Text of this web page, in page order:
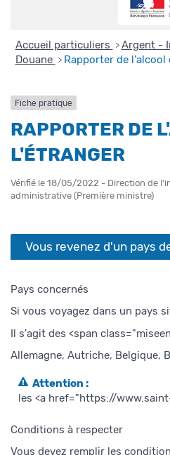
Accueil particuliers > Argent -
Douane > Rapporter de l'alcool
Fiche pratique
RAPPORTER DE
L'ÉTRANGER
Vérifié le 18/05/2022 - Direction de
administrative (Première ministre)
Vous revenez d'un pays
Pays concernés
Si vous voyagez dans un pays
Il s'agit des <span
Allemagne, Autriche, Belgique,
Attention :
les <a href="https://
Conditions à respecter
Vous devez remplir les